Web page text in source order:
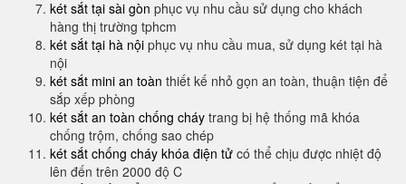
két sắt tại sài gòn phục vụ nhu cầu sử dụng cho khách
hàng thị trường tphcm
két sắt tại hà nội phục vụ nhu cầu mua, sử dụng két tại hà
nội
két sắt mini an toàn thiết kế nhỏ gọn an toàn, thuận tiện để
sắp xếp phòng
két sắt an toàn chống cháy trang bị hệ thống mã khóa
chống trộm, chống sao chép
két sắt chống cháy khóa điện tử có thể chịu được nhiệt độ
lên đến trên 2000 độ C